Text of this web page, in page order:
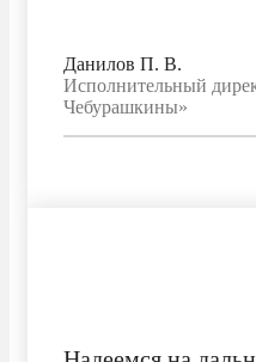
Данилов П. В.
Исполнительный
Чебурашкины»